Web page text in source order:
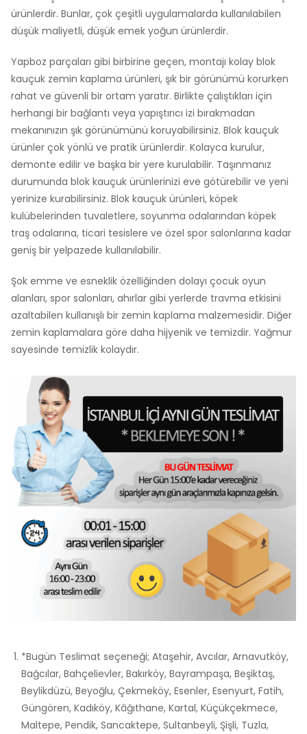
ürünlerdir. Bunlar, çok çeşitli uygulamalarda kullanılabilen
düşük maliyetli, düşük emek yoğun ürünlerdir.
Yapboz parçaları gibi birbirine geçen, montajı kolay blok
kauçuk zemin kaplama ürünleri, şık bir görünümü korurken
rahat ve güvenli bir ortam yaratır. Birlikte çalıştıkları için
herhangi bir bağlantı veya yapıştırıcı izi bırakmadan
mekanınızın şık görünümünü koruyabilirsiniz. Blok kauçuk
ürünler çok yönlü ve pratik ürünlerdir. Kolayca kurulur,
demonte edilir ve başka bir yere kurulabilir. Taşınmanız
durumunda blok kauçuk ürünlerinizi eve götürebilir ve yeni
yerinize kurabilirsiniz. Blok kauçuk ürünleri, köpek
kulübelerinden tuvaletlere, soyunma odalarından köpek
traş odalarına, ticari tesislere ve özel spor salonlarına kadar
geniş bir yelpazede kullanılabilir.
Şok emme ve esneklik özelliğinden dolayı çocuk oyun
alanları, spor salonları, ahırlar gibi yerlerde travma etkisini
azaltabilen kullanışlı bir zemin kaplama malzemesidir. Diğer
zemin kaplamalara göre daha hijyenik ve temizdir. Yağmur
sayesinde temizlik kolaydır.
*Bugün Teslimat seçeneği; Ataşehir, Avcılar, Arnavutköy,
Bağcılar, Bahçelievler, Bakırköy, Bayrampaşa, Beşiktaş,
Beylikdüzü, Beyoğlu, Çekmeköy, Esenler, Esenyurt, Fatih,
Güngören, Kadıköy, Kâğıthane, Kartal, Küçükçekmece,
Maltepe, Pendik, Sancaktepe, Sultanbeyli, Şişli, Tuzla,